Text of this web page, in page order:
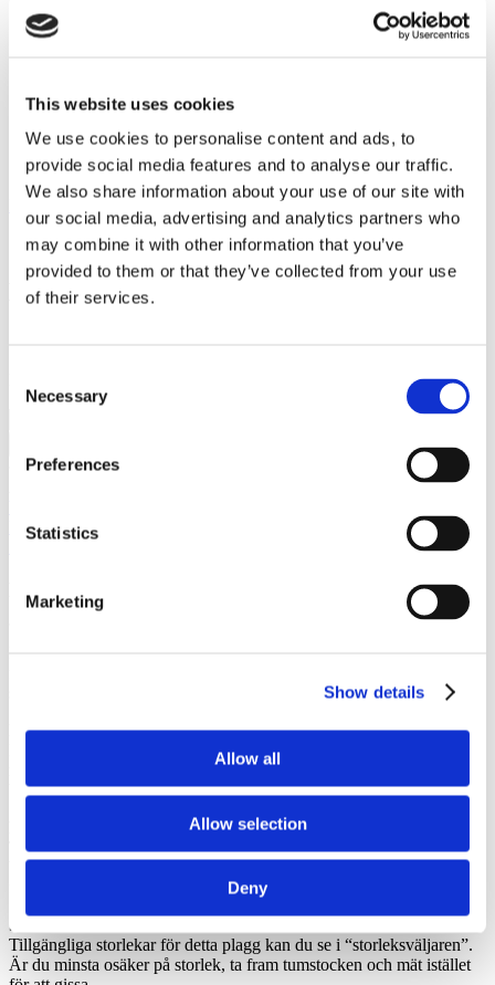
This website uses cookies
We use cookies to personalise content and ads, to
provide social media features and to analyse our traffic.
We also share information about your use of our site with
our social media, advertising and analytics partners who
may combine it with other information that you’ve
provided to them or that they’ve collected from your use
of their services.
Selection
Necessary
Preferences
Statistics
Marketing
Show details
Allow all
Allow selection
Deny
Partners / Samarbeten
Samarbeta med REKYL
Vad säger andra om REKYL
Kontakt & Kundservice
Kaffegranaten – Black Tee
Kaffegranaten – Black Tee
Black
Tee
Kläder/Kaffetillbehör
T-
Produktinformation
snabbare än grannens elbil. Led dagen till seger.
Inget skit i våra kläder
REKYLs kläder innehåller inga farliga ämnen, varken för
människor eller naturen. Den här tischan är tillverkad av 100%
bomull och certifierad enligt OEKO-TEX® Made In Green.
ium-tischa tillverkad av grymt skön bomull.
T-shirten har en ledig passform.
Vill du att tröjan ska sitta mer tight, ta en mindre storlek, måtten
Storlekar
Tillgängliga storlekar för detta plagg kan du se i “storleksväljaren”.
Är du minsta osäker på storlek, ta fram tumstocken och mät istället